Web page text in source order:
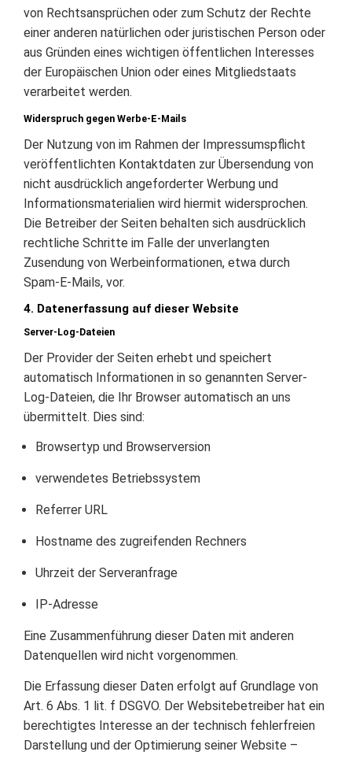
von Rechtsansprüchen oder zum Schutz der Rechte
einer anderen natürlichen oder juristischen Person oder
aus Gründen eines wichtigen öffentlichen Interesses
der Europäischen Union oder eines Mitgliedstaats
verarbeitet werden.
Widerspruch gegen Werbe-E-Mails
Der Nutzung von im Rahmen der Impressumspflicht
veröffentlichten Kontaktdaten zur Übersendung von
nicht ausdrücklich angeforderter Werbung und
Informationsmaterialien wird hiermit widersprochen.
Die Betreiber der Seiten behalten sich ausdrücklich
rechtliche Schritte im Falle der unverlangten
Zusendung von Werbeinformationen, etwa durch
Spam-E-Mails, vor.
4. Datenerfassung auf dieser Website
Server-Log-Dateien
Der Provider der Seiten erhebt und speichert
automatisch Informationen in so genannten Server-
Log-Dateien, die Ihr Browser automatisch an uns
übermittelt. Dies sind:
Browsertyp und Browserversion
verwendetes Betriebssystem
Referrer URL
Hostname des zugreifenden Rechners
Uhrzeit der Serveranfrage
IP-Adresse
Eine Zusammenführung dieser Daten mit anderen
Datenquellen wird nicht vorgenommen.
Die Erfassung dieser Daten erfolgt auf Grundlage von
Art. 6 Abs. 1 lit. f DSGVO. Der Websitebetreiber hat ein
berechtigtes Interesse an der technisch fehlerfreien
Darstellung und der Optimierung seiner Website –